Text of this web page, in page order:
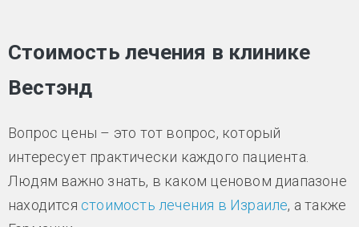
Стоимость лечения в клинике
Вестэнд
Вопрос цены – это тот вопрос, который
интересует практически каждого пациента.
Людям важно знать, в каком ценовом диапазоне
находится стоимость лечения в Израиле, а также